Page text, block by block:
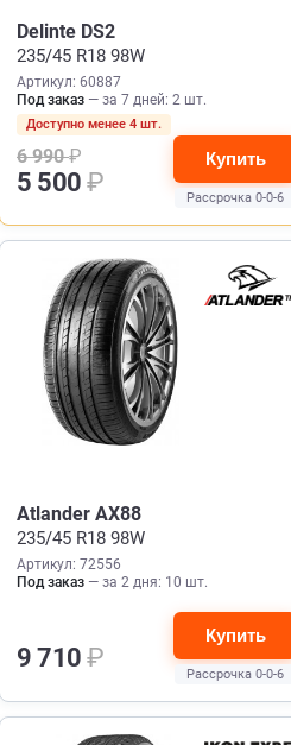
Delinte DS2
235/45 R18 98W
Артикул: 60887
Под заказ — за 7 дней: 2 шт.
Доступно менее 4 шт.
6 990₽
5 500₽
Купить
Рассрочка 0-0-6
Atlander AX88
235/45 R18 98W
Артикул: 72556
Под заказ — за 2 дня: 10 шт.
9 710₽
Купить
Рассрочка 0-0-6